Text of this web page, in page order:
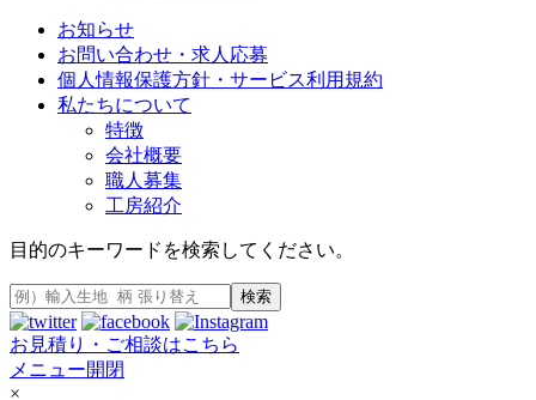
お知らせ
お問い合わせ・求人応募
個人情報保護方針・サービス利用規約
私たちについて
特徴
会社概要
職人募集
工房紹介
目的のキーワードを検索してください。
検索
お見積り・ご相談はこちら
メニュー開閉
×